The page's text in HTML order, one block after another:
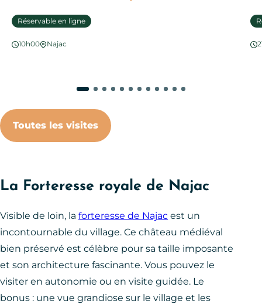
Réservable en ligne
10h00 Najac
Toutes les visites
La Forteresse royale de Najac
Visible de loin, la forteresse de Najac est un
incontournable du village. Ce château médiéval
bien préservé est célèbre pour sa taille imposante
et son architecture fascinante. Vous pouvez le
visiter en autonomie ou en visite guidée. Le
bonus : une vue grandiose sur le village et les